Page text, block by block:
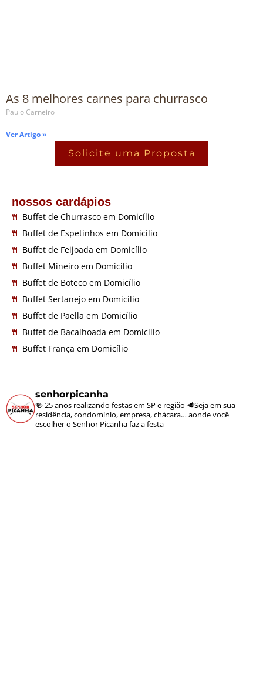
As 8 melhores carnes para churrasco
Paulo Carneiro
Ver Artigo »
1 2
Solicite uma Proposta
nossos cardápios
Buffet de Churrasco em Domicílio
Buffet de Espetinhos em Domicílio
Buffet de Feijoada em Domicílio
Buffet Mineiro em Domicílio
Buffet de Boteco em Domicílio
Buffet Sertanejo em Domicílio
Buffet de Paella em Domicílio
Buffet de Bacalhoada em Domicílio
Buffet França em Domicílio
senhorpicanha
🍻 25 anos realizando festas em SP e região 🥩Seja em sua
residência, condomínio, empresa, chácara… aonde você
escolher o Senhor Picanha faz a festa